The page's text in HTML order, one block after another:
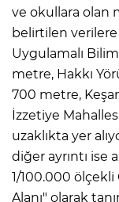
ve okullara olan
belirtilen verilere
Uygulamalı
metre, Hakkı
700 metre,
İzzetiye
uzaklıkta yer
diğer ayrıntı ise
1/100.000 ölçekli
Alanı" olarak